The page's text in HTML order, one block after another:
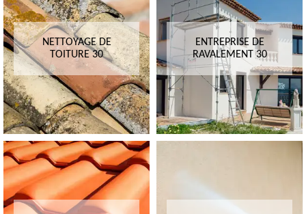
NETTOYAGE DE
TOITURE 30
ENTREPRISE DE
RAVALEMENT 30